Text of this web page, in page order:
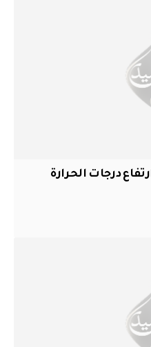
درجات الحرارة